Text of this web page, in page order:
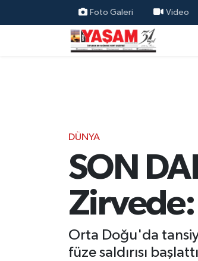
Foto Galeri Video
DÜNYA
SON
Zirvede:
Orta Doğu'da
füze saldırısı